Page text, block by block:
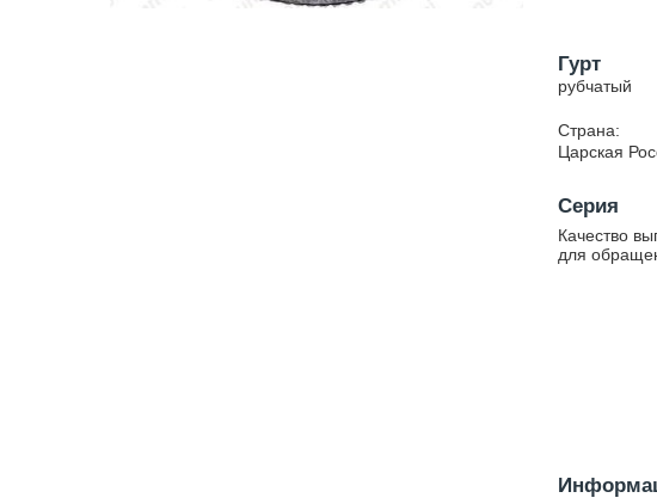
Гурт
рубчатый
Страна:
Царская
Серия
Качество
для